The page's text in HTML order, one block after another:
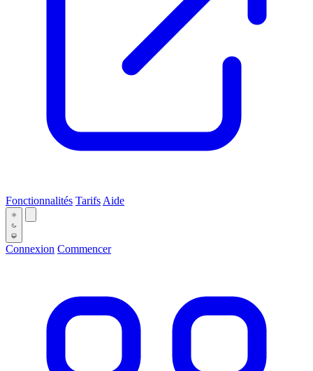
Fonctionnalités Tarifs Aide
Connexion Commencer